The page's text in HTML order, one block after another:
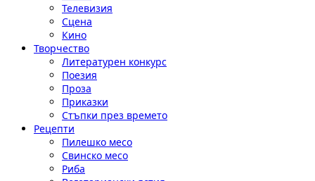
Телевизия
Сцена
Кино
Творчество
Литературен конкурс
Поезия
Проза
Приказки
Стъпки през времето
Рецепти
Пилешко месо
Свинско месо
Риба